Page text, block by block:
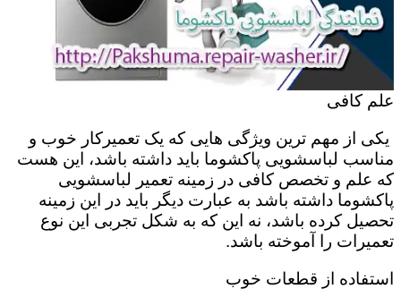
علم کافی
یکی از مهم ترین ویژگی هایی که یک تعمیرکار خوب و
مناسب لباسشویی پاکشوما باید داشته باشد، این هست
که علم و تخصص کافی در زمینه تعمیر لباسشویی
پاکشوما داشته باشد به عبارت دیگر باید در این زمینه
تحصیل کرده باشد، نه این که به شکل تجربی این نوع
تعمیرات را آموخته باشد.
استفاده از قطعات خوب